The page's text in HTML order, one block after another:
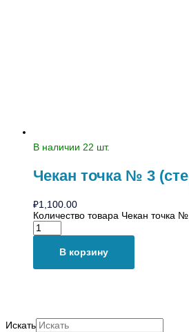
Искать
В наличии 22 шт.
Чекан точка № 3
₽1,100.00
Количество товара Чекан точка
В корзину